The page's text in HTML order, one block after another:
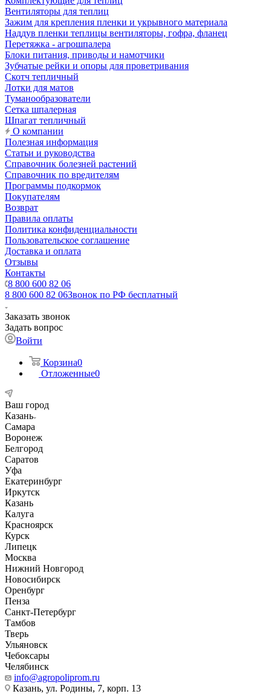
Вентиляторы для теплиц
Зажим для крепления пленки и укрывного материала
Наддув пленки теплицы вентиляторы, гофра, фланец
Перетяжка - агрошпалера
Блоки питания, приводы и намотчики
Зубчатые рейки и опоры для проветривания
Скотч тепличный
Лотки для матов
Туманообразователи
Сетка шпалерная
Шпагат тепличный
О компании
Полезная информация
Статьи и руководства
Справочник болезней растений
Справочник по вредителям
Программы подкормок
Покупателям
Возврат
Правила оплаты
Политика конфиденциальности
Пользовательское соглашение
Доставка и оплата
Отзывы
Контакты
8 800 600 82 06
8 800 600 82 06Звонок по РФ бесплатный
Заказать звонок
Задать вопрос
Войти
Корзина0
Отложенные0
Ваш город
Казань
Самара
Воронеж
Белгород
Саратов
Уфа
Екатеринбург
Иркутск
Казань
Калуга
Красноярск
Курск
Липецк
Москва
Нижний Новгород
Новосибирск
Оренбург
Пенза
Санкт-Петербург
Тамбов
Тверь
Ульяновск
Чебоксары
Челябинск
info@agropoliprom.ru
Казань, ул. Родины, 7, корп. 13